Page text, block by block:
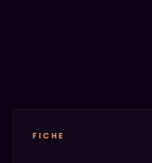
FICHE